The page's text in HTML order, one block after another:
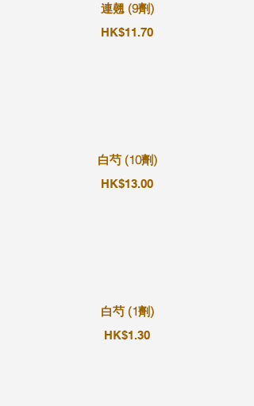
連翹 (9劑)
HK$11.70
白芍 (10劑)
HK$13.00
白芍 (1劑)
HK$1.30